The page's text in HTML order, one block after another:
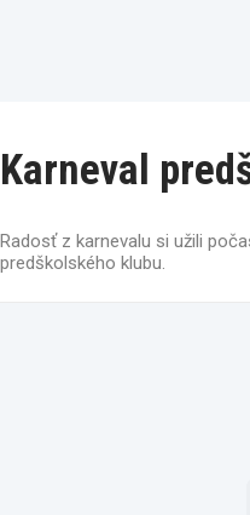
Karneval
Radosť z karnevalu si užili
predškolského klubu.